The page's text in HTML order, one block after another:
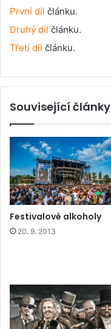
První díl článku.
Druhý díl článku.
Třetí díl článku.
Související články
Festivalové alkoholy
20. 9. 2013